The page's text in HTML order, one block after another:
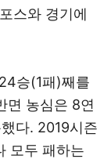
스와 경기에
승(1패)째를
면 농심은 8연
다. 2019시즌
모두 패하는